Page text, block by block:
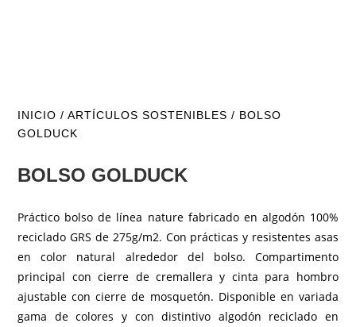
INICIO /ARTÍCULOS SOSTENIBLES / BOLSO
GOLDUCK
BOLSO GOLDUCK
Práctico bolso de línea nature fabricado en algodón 100%
reciclado GRS de 275g/m2. Con prácticas y resistentes asas
en color natural alrededor del bolso. Compartimento
principal con cierre de cremallera y cinta para hombro
ajustable con cierre de mosquetón. Disponible en variada
gama de colores y con distintivo algodón reciclado en